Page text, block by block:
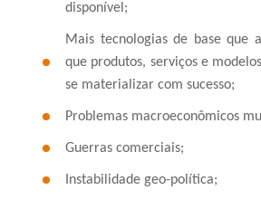
disponível;
Mais tecnologias de base que
que produtos, serviços e
se materializar com sucesso;
Problemas macroeconômicos
Guerras comerciais;
Instabilidade geo-política;